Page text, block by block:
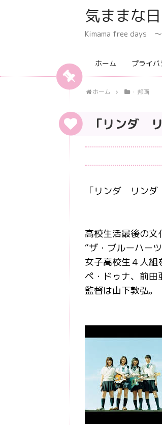
気ままな
Kimama free days 〜
ホーム プライ
ホーム ・邦画
「リンダ
「リンダ リンダ
高校生活最後の文
“ザ・ブルーハー
女子高校生４人組
ペ・ドゥナ、前田
監督は山下敦弘。